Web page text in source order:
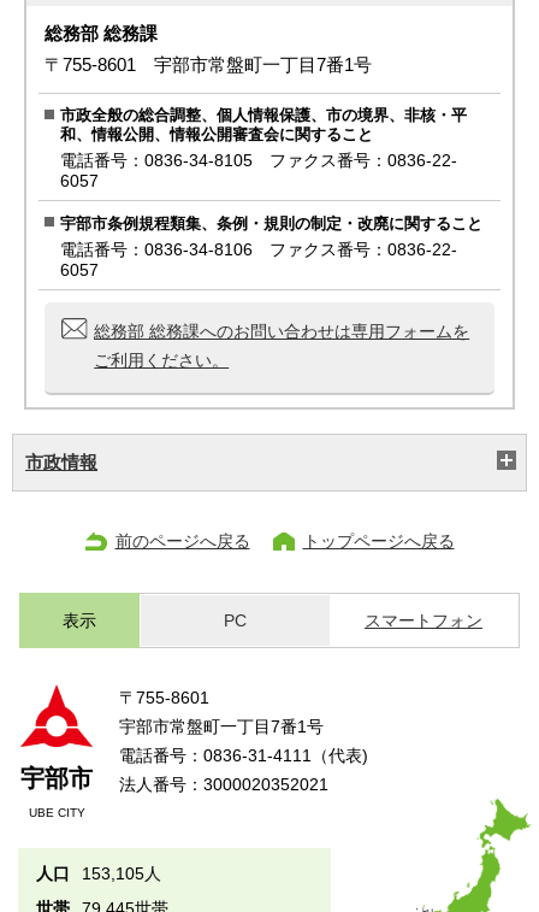
総務部 総務課
〒755-8601 宇部市常盤町一丁目7番1号
市政全般の総合調整、個人情報保護、市の境界、非核・平
和、情報公開、情報公開審査会に関すること
電話番号：0836-34-8105 ファクス番号：0836-22-
6057
宇部市条例規程類集、条例・規則の制定・改廃に関すること
電話番号：0836-34-8106 ファクス番号：0836-22-
6057
総務部 総務課へのお問い合わせは専用フォームを
ご利用ください。
市政情報
前のページへ戻る トップページへ戻る
表示 PC スマートフォン
宇部市
UBE CITY
〒755-8601
宇部市常盤町一丁目7番1号
電話番号：0836-31-4111（代表)
法人番号：3000020352021
人口
153,105人